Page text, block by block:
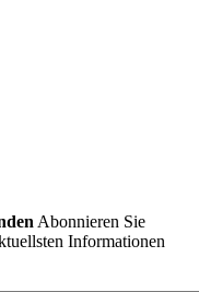
Abonnieren Sie
Informationen